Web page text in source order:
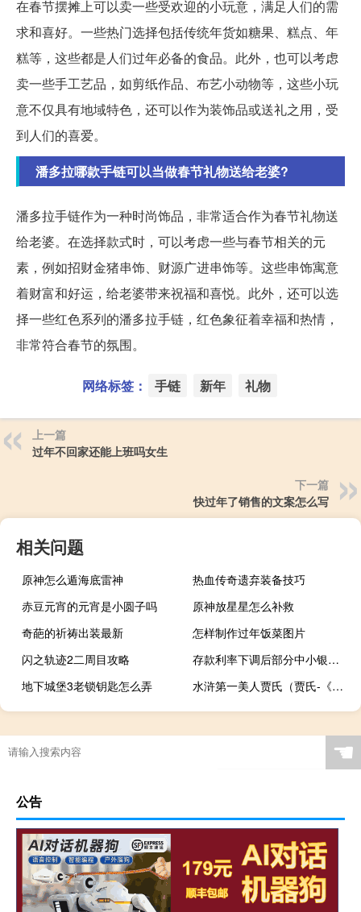
在春节摆摊上可以卖一些受欢迎的小玩意，满足人们的需
求和喜好。一些热门选择包括传统年货如糖果、糕点、年
糕等，这些都是人们过年必备的食品。此外，也可以考虑
卖一些手工艺品，如剪纸作品、布艺小动物等，这些小玩
意不仅具有地域特色，还可以作为装饰品或送礼之用，受
到人们的喜爱。
潘多拉哪款手链可以当做春节礼物送给老婆?
潘多拉手链作为一种时尚饰品，非常适合作为春节礼物送
给老婆。在选择款式时，可以考虑一些与春节相关的元
素，例如招财金猪串饰、财源广进串饰等。这些串饰寓意
着财富和好运，给老婆带来祝福和喜悦。此外，还可以选
择一些红色系列的潘多拉手链，红色象征着幸福和热情，
非常符合春节的氛围。
网络标签： 手链 新年 礼物
上一篇
过年不回家还能上班吗女生
下一篇
快过年了销售的文案怎么写
相关问题
原神怎么遁海底雷神
热血传奇遗弃装备技巧
赤豆元宵的元宵是小圆子吗
原神放星星怎么补救
奇葩的祈祷出装最新
怎样制作过年饭菜图片
闪之轨迹2二周目攻略
存款利率下调后部分中小银行“冒尖” 有村镇银行5年期利率最高可达3.85%
地下城堡3老锁钥匙怎么弄
水浒第一美人贾氏（贾氏-《水浒传》中的人物简介）
☚
公告